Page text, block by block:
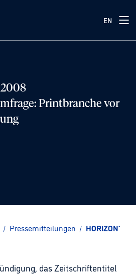
EN
Printbranche vor
/ Pressemitteilungen / HORIZONT-
das Zeitschriftentitel